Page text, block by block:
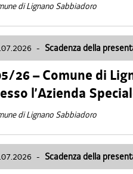
di Lignano Sabbiadoro
- Scadenza della
26 – Comune di
l’Azienda
di Lignano Sabbiadoro
- Scadenza della